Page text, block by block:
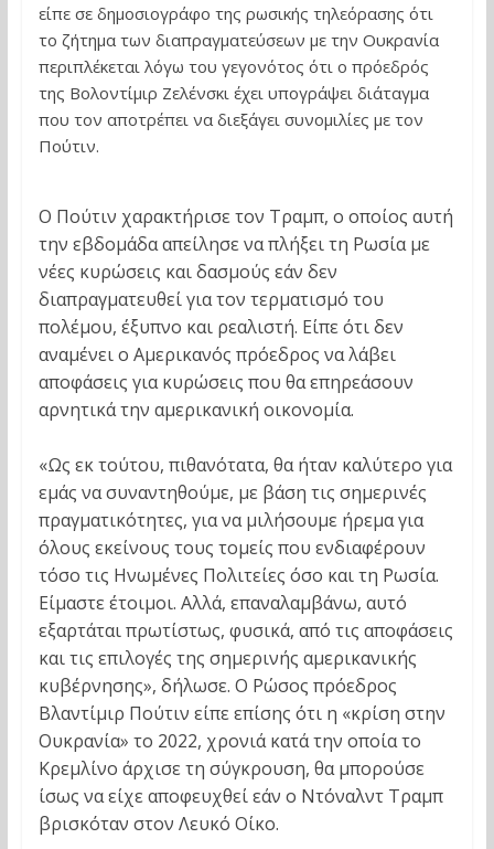
είπε σε δημοσιογράφο της ρωσικής τηλεόρασης ότι
το ζήτημα των διαπραγματεύσεων με την Ουκρανία
περιπλέκεται λόγω του γεγονότος ότι ο πρόεδρός
της Βολοντίμιρ Ζελένσκι έχει υπογράψει διάταγμα
που τον αποτρέπει να διεξάγει συνομιλίες με τον
Πούτιν.
Ο Πούτιν χαρακτήρισε τον Τραμπ, ο οποίος αυτή
την εβδομάδα απείλησε να πλήξει τη Ρωσία με
νέες κυρώσεις και δασμούς εάν δεν
διαπραγματευθεί για τον τερματισμό του
πολέμου, έξυπνο και ρεαλιστή. Είπε ότι δεν
αναμένει ο Αμερικανός πρόεδρος να λάβει
αποφάσεις για κυρώσεις που θα επηρεάσουν
αρνητικά την αμερικανική οικονομία.
«Ως εκ τούτου, πιθανότατα, θα ήταν καλύτερο για
εμάς να συναντηθούμε, με βάση τις σημερινές
πραγματικότητες, για να μιλήσουμε ήρεμα για
όλους εκείνους τους τομείς που ενδιαφέρουν
τόσο τις Ηνωμένες Πολιτείες όσο και τη Ρωσία.
Είμαστε έτοιμοι. Αλλά, επαναλαμβάνω, αυτό
εξαρτάται πρωτίστως, φυσικά, από τις αποφάσεις
και τις επιλογές της σημερινής αμερικανικής
κυβέρνησης», δήλωσε. Ο Ρώσος πρόεδρος
Βλαντίμιρ Πούτιν είπε επίσης ότι η «κρίση στην
Ουκρανία» το 2022, χρονιά κατά την οποία το
Κρεμλίνο άρχισε τη σύγκρουση, θα μπορούσε
ίσως να είχε αποφευχθεί εάν ο Ντόναλντ Τραμπ
βρισκόταν στον Λευκό Οίκο.